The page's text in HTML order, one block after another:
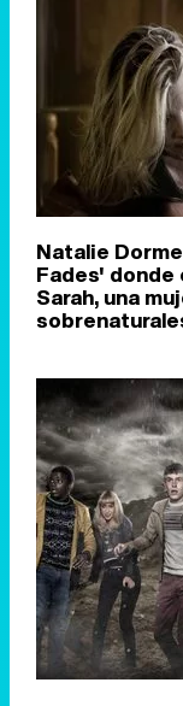
Natalie
Fades' donde
Sarah, una